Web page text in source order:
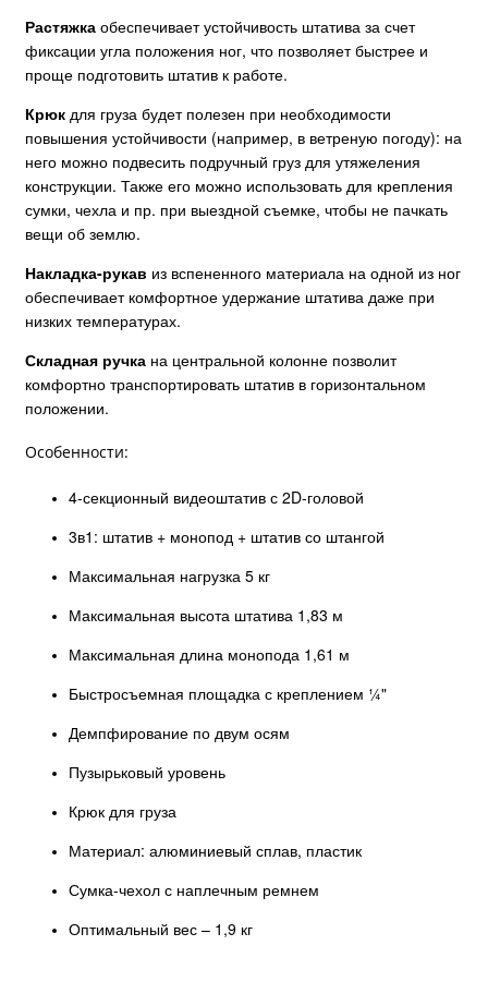
Растяжка обеспечивает устойчивость штатива за счет
фиксации угла положения ног, что позволяет быстрее и
проще подготовить штатив к работе.
Крюк для груза будет полезен при необходимости
повышения устойчивости (например, в ветреную погоду): на
него можно подвесить подручный груз для утяжеления
конструкции. Также его можно использовать для крепления
сумки, чехла и пр. при выездной съемке, чтобы не пачкать
вещи об землю.
Накладка-рукав из вспененного материала на одной из ног
обеспечивает комфортное удержание штатива даже при
низких температурах.
Складная ручка на центральной колонне позволит
комфортно транспортировать штатив в горизонтальном
положении.
Особенности:
4-секционный видеоштатив с 2D-головой
3в1: штатив + монопод + штатив со штангой
Максимальная нагрузка 5 кг
Максимальная высота штатива 1,83 м
Максимальная длина монопода 1,61 м
Быстросъемная площадка с креплением ¼"
Демпфирование по двум осям
Пузырьковый уровень
Крюк для груза
Материал: алюминиевый сплав, пластик
Сумка-чехол с наплечным ремнем
Оптимальный вес – 1,9 кг